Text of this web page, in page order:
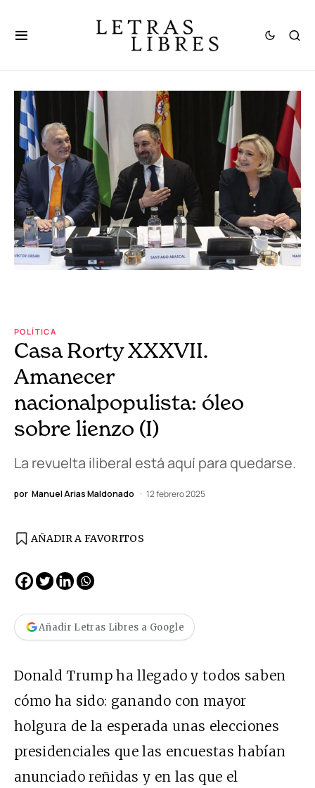
POLÍTICA
Casa Rorty XXXVII.
Amanecer
nacionalpopulista: óleo
sobre lienzo (I)
La revuelta iliberal está aquí para quedarse.
por Manuel Arias Maldonado 12 febrero 2025
AÑADIR A FAVORITOS
Añadir Letras Libres a Google
Donald Trump ha llegado y todos saben
cómo ha sido: ganando con mayor
holgura de la esperada unas elecciones
presidenciales que las encuestas habían
anunciado reñidas y en las que el